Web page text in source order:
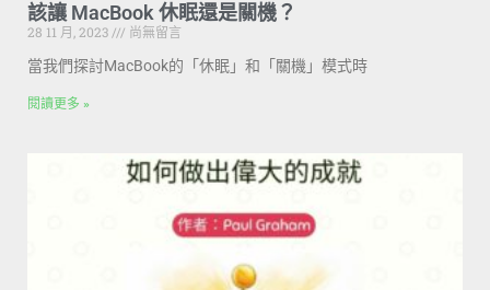
該讓 MacBook 休眠還是關機？
28 11 月, 2023
尚無留言
當我們探討MacBook的「休眠」和「關機」模式時
閱讀更多 »